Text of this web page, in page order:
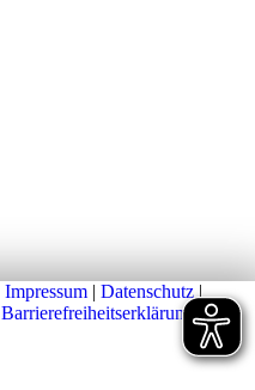
Impressum | Datenschutz|
Barrierefreiheitserklärung |